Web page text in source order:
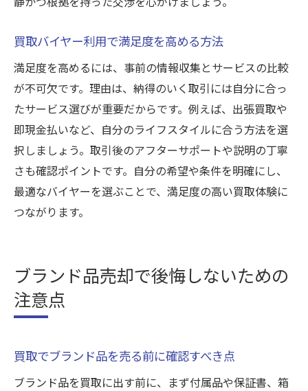
買取バイヤー利用で満足度を高める方法
満足度を高めるには、事前の情報収集とサービスの比較
が不可欠です。理由は、納得のいく取引には自分に合っ
たサービス選びが重要だからです。例えば、出張買取や
即現金払いなど、自分のライフスタイルに合う方法を選
択しましょう。取引後のアフターサポートや説明の丁寧
さも確認ポイントです。自分の希望や条件を明確にし、
最適なバイヤーを選ぶことで、満足度の高い買取体験に
つながります。
ブランド品売却で後悔しないための
注意点
買取でブランド品を売る前に確認すべき点
ブランド品を買取に出す前に、まず付属品や保証書、箱